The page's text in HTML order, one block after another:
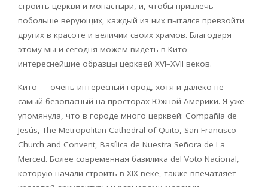
строить церкви и монастыри, и, чтобы привлечь
побольше верующих, каждый из них пытался превзойти
других в красоте и величии своих храмов. Благодаря
этому мы и сегодня можем видеть в Кито
интереснейшие образцы церквей XVI–XVII веков.
Кито — очень интересный город, хотя и далеко не
самый безопасный на просторах Южной Америки. Я уже
упомянула, что в городе много церквей: Compañía de
Jesús, The Metropolitan Cathedral of Quito, San Francisco
Church and Convent, Basílica de Nuestra Señora de La
Merced. Более современная базилика del Voto Nacional,
которую начали строить в XIX веке, также впечатляет